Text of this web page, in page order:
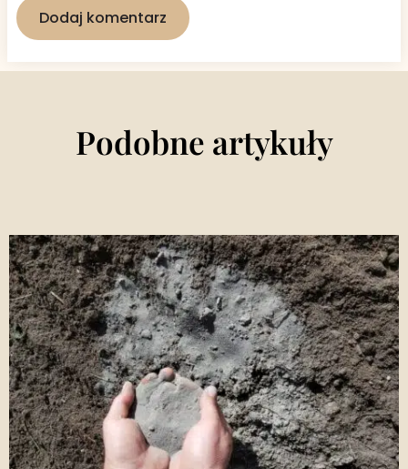
Podobne artykuły